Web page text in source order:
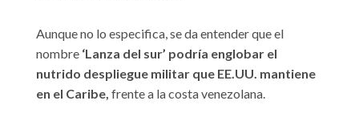
Aunque no lo especifica, se da entender que el
nombre ‘Lanza del sur’ podría englobar el
nutrido despliegue militar que EE.UU. mantiene
en el Caribe, frente a la costa venezolana.